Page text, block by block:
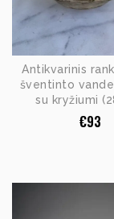
Antikvarinis
šventinto
su kryžiumi
€93